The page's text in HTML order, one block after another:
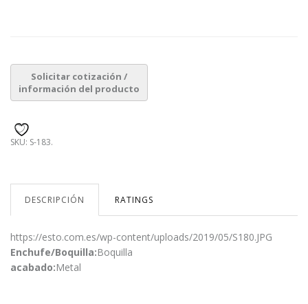
SKU: S-183.
DESCRIPCIÓN RATINGS
https://esto.com.es/wp-content/uploads/2019/05/S180.JPG
Enchufe/Boquilla:Boquilla
acabado:Metal